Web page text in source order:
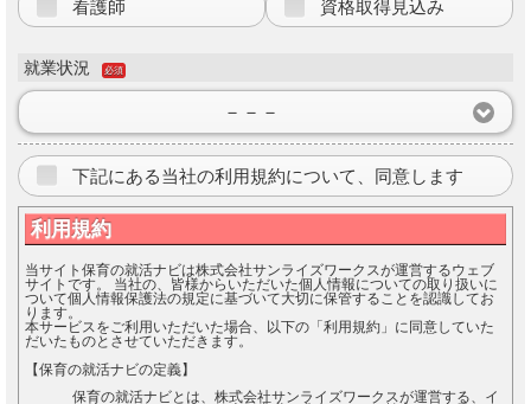
看護師 資格取得見込み
就業状況 必須
－－－
下記にある当社の利用規約について、同意します
利用規約
当サイト保育の就活ナビは株式会社サンライズワークスが運営するウェブ
サイトです。 当社の、皆様からいただいた個人情報についての取り扱いに
ついて個人情報保護法の規定に基づいて大切に保管することを認識してお
ります。
本サービスをご利用いただいた場合、以下の「利用規約」に同意していた
だいたものとさせていただきます。
【保育の就活ナビの定義】
保育の就活ナビとは、株式会社サンライズワークスが運営する、イ